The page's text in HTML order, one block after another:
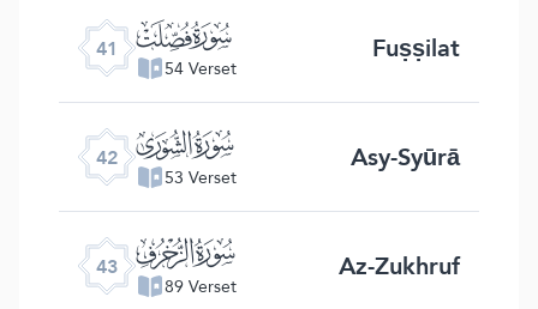
41 ﯖ
54 Verset Fuṣṣilat
42 ﯗ
53 Verset Asy-Syūrā
43 ﯘ
89 Verset Az-Zukhruf